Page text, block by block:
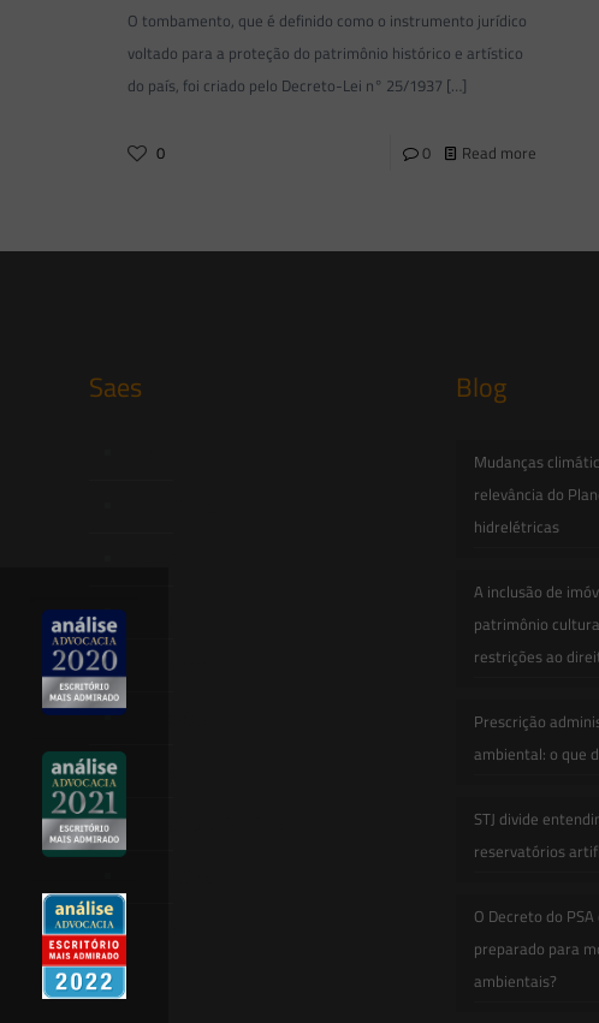
O tombamento, que é definido como o instrumento jurídico
voltado para a proteção do patrimônio histórico e artístico
do país, foi criado pelo Decreto-Lei n° 25/1937 […]
0 0 Read more
Saes Blog
Mudanças
relevância do
hidrelétricas
A inclusão de
patrimônio
restrições ao
Prescrição
ambiental: o que
STJ divide
reservatórios
O Decreto do
preparado para
ambientais?